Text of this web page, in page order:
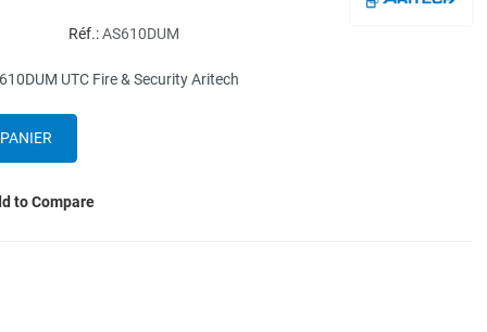
Réf.:AS610DUM
UTC Fire & Security Aritech
to Compare